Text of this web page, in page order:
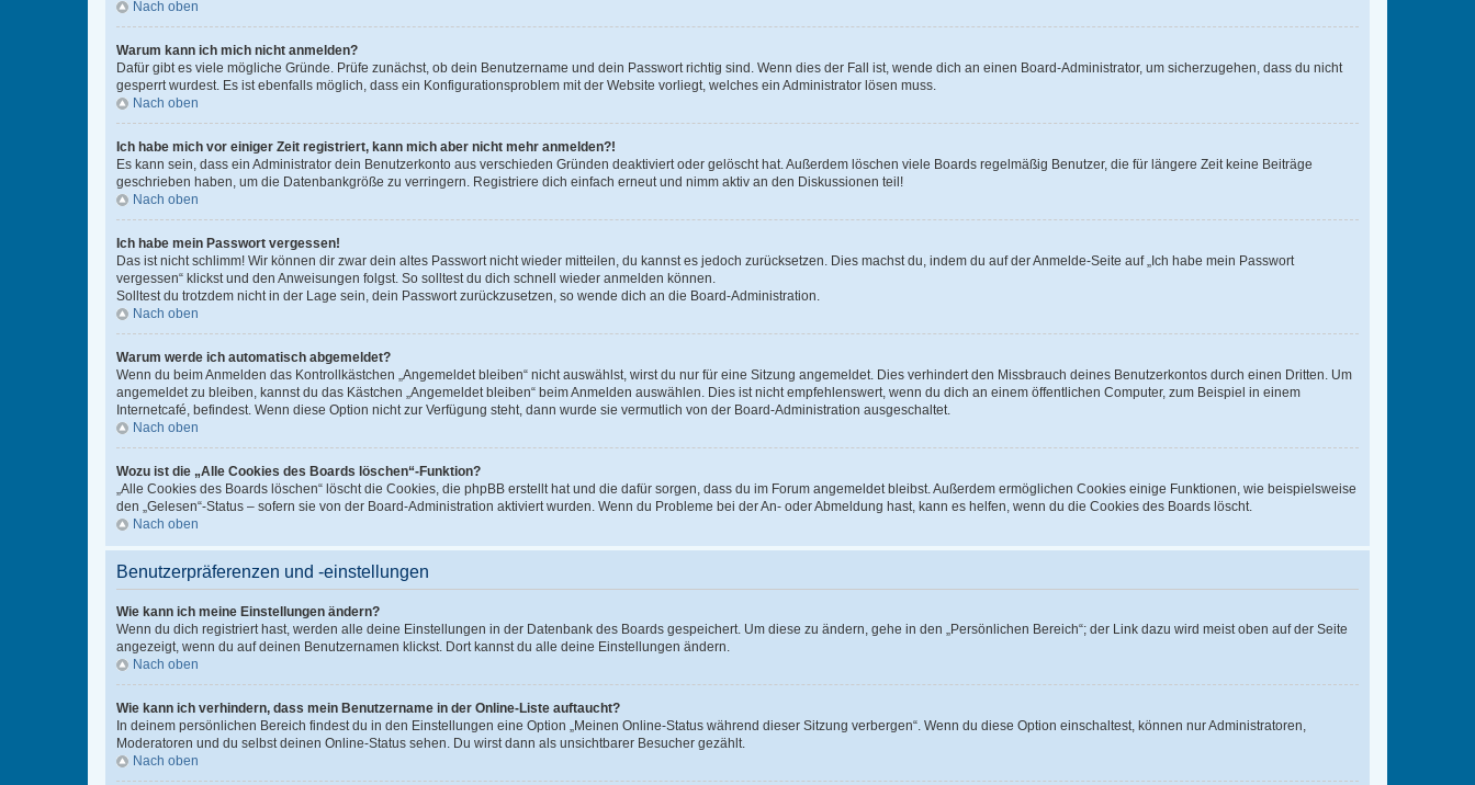
Nach oben
Warum kann ich mich nicht anmelden?
Dafür gibt es viele mögliche Gründe. Prüfe zunächst, ob dein Benutzername und dein Passwort richtig sind. Wenn dies der Fall ist, wende dich an einen Board-Administrator, um sicherzugehen, dass du nicht
gesperrt wurdest. Es ist ebenfalls möglich, dass ein Konfigurationsproblem mit der Website vorliegt, welches ein Administrator lösen muss.
Nach oben
Ich habe mich vor einiger Zeit registriert, kann mich aber nicht mehr anmelden?!
Es kann sein, dass ein Administrator dein Benutzerkonto aus verschieden Gründen deaktiviert oder gelöscht hat. Außerdem löschen viele Boards regelmäßig Benutzer, die für längere Zeit keine Beiträge
geschrieben haben, um die Datenbankgröße zu verringern. Registriere dich einfach erneut und nimm aktiv an den Diskussionen teil!
Nach oben
Ich habe mein Passwort vergessen!
Das ist nicht schlimm! Wir können dir zwar dein altes Passwort nicht wieder mitteilen, du kannst es jedoch zurücksetzen. Dies machst du, indem du auf der Anmelde-Seite auf „Ich habe mein Passwort
vergessen“ klickst und den Anweisungen folgst. So solltest du dich schnell wieder anmelden können.
Solltest du trotzdem nicht in der Lage sein, dein Passwort zurückzusetzen, so wende dich an die Board-Administration.
Nach oben
Warum werde ich automatisch abgemeldet?
Wenn du beim Anmelden das Kontrollkästchen „Angemeldet bleiben“ nicht auswählst, wirst du nur für eine Sitzung angemeldet. Dies verhindert den Missbrauch deines Benutzerkontos durch einen Dritten. Um
angemeldet zu bleiben, kannst du das Kästchen „Angemeldet bleiben“ beim Anmelden auswählen. Dies ist nicht empfehlenswert, wenn du dich an einem öffentlichen Computer, zum Beispiel in einem
Internetcafé, befindest. Wenn diese Option nicht zur Verfügung steht, dann wurde sie vermutlich von der Board-Administration ausgeschaltet.
Nach oben
Wozu ist die „Alle Cookies des Boards löschen“-Funktion?
„Alle Cookies des Boards löschen“ löscht die Cookies, die phpBB erstellt hat und die dafür sorgen, dass du im Forum angemeldet bleibst. Außerdem ermöglichen Cookies einige Funktionen, wie beispielsweise
den „Gelesen“-Status – sofern sie von der Board-Administration aktiviert wurden. Wenn du Probleme bei der An- oder Abmeldung hast, kann es helfen, wenn du die Cookies des Boards löscht.
Nach oben
Benutzerpräferenzen und -einstellungen
Wie kann ich meine Einstellungen ändern?
Wenn du dich registriert hast, werden alle deine Einstellungen in der Datenbank des Boards gespeichert. Um diese zu ändern, gehe in den „Persönlichen Bereich“; der Link dazu wird meist oben auf der Seite
angezeigt, wenn du auf deinen Benutzernamen klickst. Dort kannst du alle deine Einstellungen ändern.
Nach oben
Wie kann ich verhindern, dass mein Benutzername in der Online-Liste auftaucht?
In deinem persönlichen Bereich findest du in den Einstellungen eine Option „Meinen Online-Status während dieser Sitzung verbergen“. Wenn du diese Option einschaltest, können nur Administratoren,
Moderatoren und du selbst deinen Online-Status sehen. Du wirst dann als unsichtbarer Besucher gezählt.
Nach oben